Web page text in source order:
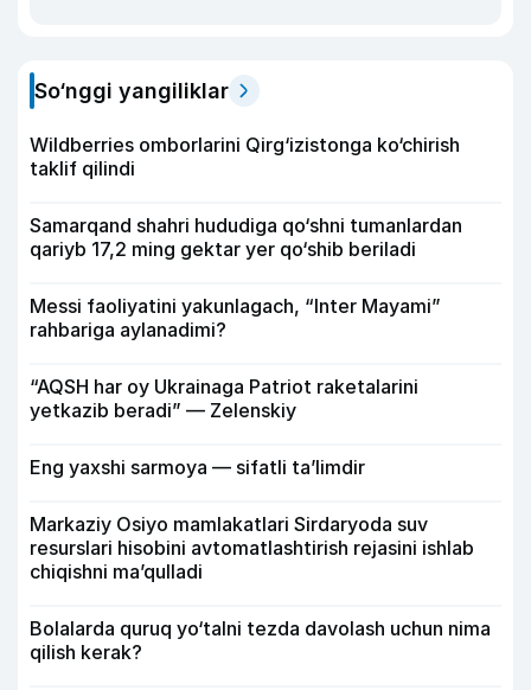
So‘nggi yangiliklar
Wildberries omborlarini Qirg‘izistonga ko‘chirish
taklif qilindi
Samarqand shahri hududiga qo‘shni tumanlardan
qariyb 17,2 ming gektar yer qo‘shib beriladi
Messi faoliyatini yakunlagach, “Inter Mayami”
rahbariga aylanadimi?
“AQSH har oy Ukrainaga Patriot raketalarini
yetkazib beradi” — Zelenskiy
Eng yaxshi sarmoya — sifatli ta’limdir
Markaziy Osiyo mamlakatlari Sirdaryoda suv
resurslari hisobini avtomatlashtirish rejasini ishlab
chiqishni ma’qulladi
Bolalarda quruq yo‘talni tezda davolash uchun nima
qilish kerak?